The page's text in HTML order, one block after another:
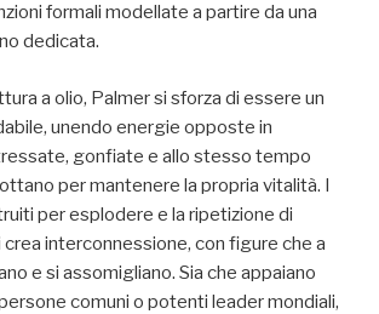
formali modellate a partire da una
dedicata.
a olio, Palmer si sforza di essere un
unendo energie opposte in
gonfiate e allo stesso tempo
per mantenere la propria vitalità. I
per esplodere e la ripetizione di
interconnessione, con figure che a
e si assomigliano. Sia che appaiano
comuni o potenti leader mondiali,